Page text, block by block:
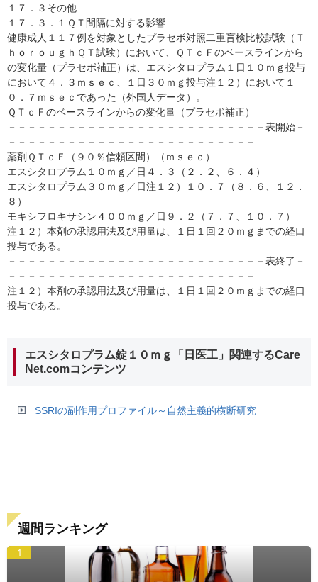
１７．３その他
１７．３．１ＱＴ間隔に対する影響
健康成人１１７例を対象としたプラセボ対照二重盲検比較試験（Ｔ
ｈｏｒｏｕｇｈＱＴ試験）において、ＱＴｃＦのベースラインから
の変化量（プラセボ補正）は、エスシタロプラム１日１０ｍｇ投与
において４．３ｍｓｅｃ、１日３０ｍｇ投与注１２）において１
０．７ｍｓｅｃであった（外国人データ）。
ＱＴｃＦのベースラインからの変化量（プラセボ補正）
－－－－－－－－－－－－－－－－－－－－－－－－－－表開始－
－－－－－－－－－－－－－－－－－－－－－－－－－
薬剤ＱＴｃＦ（９０％信頼区間）（ｍｓｅｃ）
エスシタロプラム１０ｍｇ／日４．３（２．２、６．４）
エスシタロプラム３０ｍｇ／日注１２）１０．７（８．６、１２．
８）
モキシフロキサシン４００ｍｇ／日９．２（７．７、１０．７）
注１２）本剤の承認用法及び用量は、１日１回２０ｍｇまでの経口
投与である。
－－－－－－－－－－－－－－－－－－－－－－－－－－表終了－
－－－－－－－－－－－－－－－－－－－－－－－－－
注１２）本剤の承認用法及び用量は、１日１回２０ｍｇまでの経口
投与である。
エスシタロプラム錠１０ｍｇ「日医工」関連するCare
Net.comコンテンツ
SSRIの副作用プロファイル～自然主義的横断研究
週間ランキング
1